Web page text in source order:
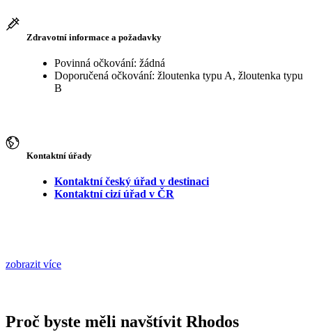
Zdravotní informace a požadavky
Povinná očkování: žádná
Doporučená očkování: žloutenka typu A, žloutenka typu
B
Kontaktní úřady
Kontaktní český úřad v destinaci
Kontaktní cizí úřad v ČR
zobrazit více
Proč byste měli navštívit Rhodos